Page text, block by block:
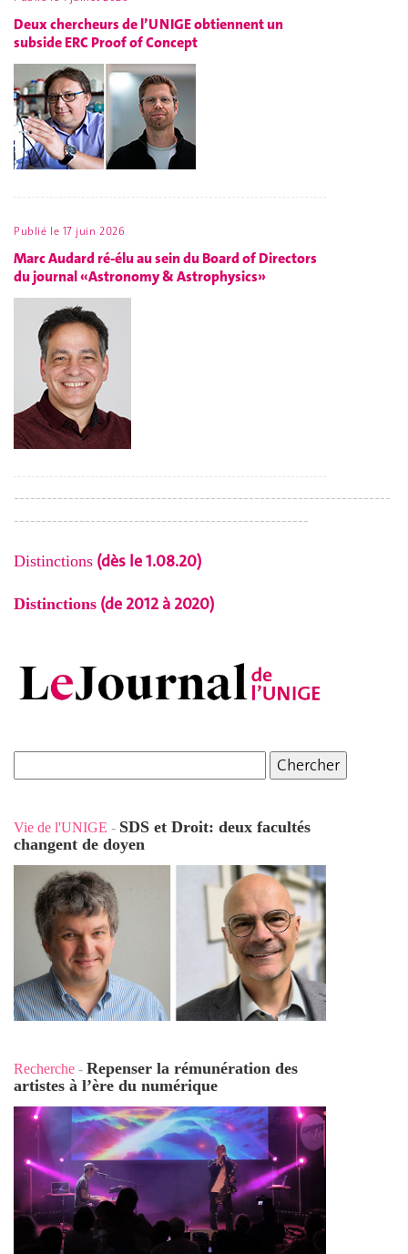
Deux chercheurs de l’UNIGE obtiennent un
subside ERC Proof of Concept
Publié le 17 juin 2026
Marc Audard ré-élu au sein du Board of Directors
du journal «Astronomy & Astrophysics»
---------------------------------------------------------------------
------------------------------------------------------
Distinctions (dès le 1.08.20)
Distinctions (de 2012 à 2020)
Vie de l'UNIGE - SDS et Droit: deux facultés
changent de doyen
Recherche - Repenser la rémunération des
artistes à l’ère du numérique